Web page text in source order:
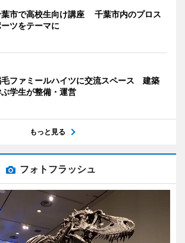
市で高校生向け講座 千葉市内のプロス
ツをテーマに
ファミールハイツに交流スペース 建築
学生が整備・運営
もっと見る
フォトフラッシュ